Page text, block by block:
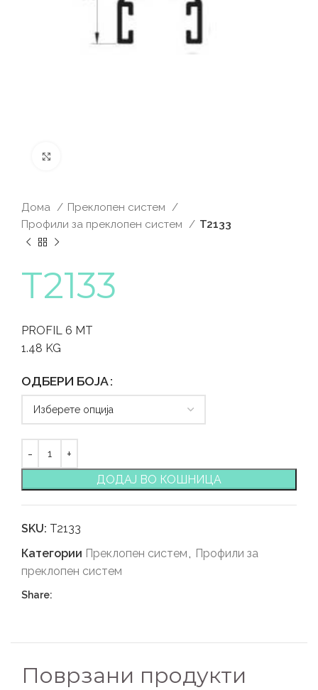
Дома
Преклопен систем
Профили за преклопен систем
T2133
T2133
PROFIL 6 MT
1.48 KG
ОДБЕРИ БОЈА
ДОДАЈ ВО КОШНИЦА
SKU: T2133
Категории Преклопен систем, Профили за
преклопен систем
Share:
Поврзани продукти